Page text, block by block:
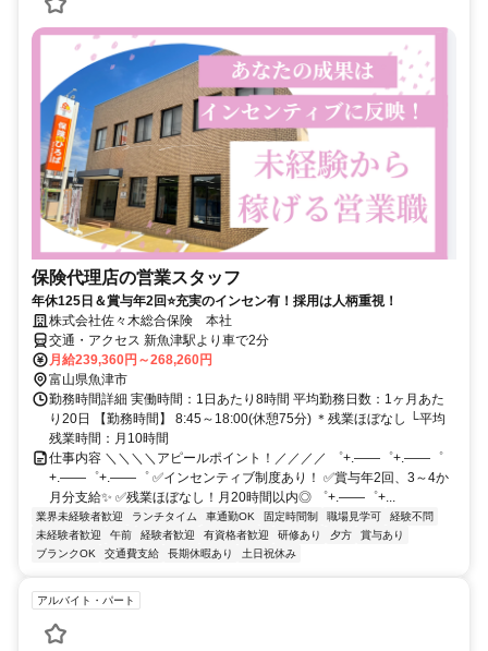
保険代理店の営業スタッフ
年休125日＆賞与年2回⭐充実のインセン有！採用は人柄重視！
株式会社佐々木総合保険 本社
交通・アクセス 新魚津駅より車で2分
月給239,360円～268,260円
富山県魚津市
勤務時間詳細 実働時間：1日あたり8時間 平均勤務日数：1ヶ月あた
り20日 【勤務時間】 8:45～18:00(休憩75分) ＊残業ほぼなし └平均
残業時間：月10時間
仕事内容 ＼＼＼＼アピールポイント！／／／／ ゜+.――゜+.――゜
+.――゜+.――゜ ✅インセンティブ制度あり！ ✅賞与年2回、3～4か
月分支給✨ ✅残業ほぼなし！月20時間以内◎ ゜+.――゜+...
業界未経験者歓迎 ランチタイム 車通勤OK 固定時間制 職場見学可
経験不問
未経験者歓迎
午前 経験者歓迎 有資格者歓迎 研修あり 夕方
賞与あり
ブランクOK
交通費支給 長期休暇あり 土日祝休み
アルバイト・パート